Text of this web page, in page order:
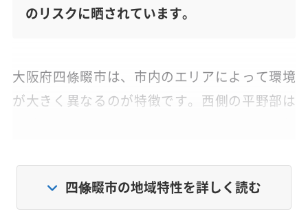
のリスクに晒されています。
大阪府四條畷市は、市内のエリアによって環境
が大きく異なるのが特徴です。西側の平野部は
ホコリが舞いやすい環境です。
一方で、市の約3分の2を占める東部の山間部（田
四條畷市の地域特性を詳しく読む